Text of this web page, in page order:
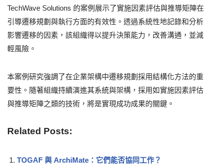
TechWave Solutions 的案例展示了實施因素評估與推導矩陣在
引導遷移規劃與執行方面的有效性。透過系統性地記錄和分析
影響遷移的因素，該組織得以提升決策能力，改善溝通，並減
輕風險。
本案例研究強調了在企業架構中遷移規劃採用結構化方法的重
要性。隨著組織持續演進其系統與架構，採用如實施因素評估
與推導矩陣之類的技術，將是實現成功成果的關鍵。
Related Posts:
TOGAF 與 ArchiMate：它們能否協同工作？